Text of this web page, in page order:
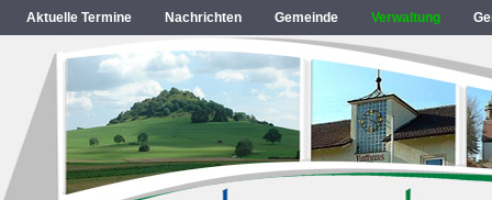
Aktuelle Termine Nachrichten Gemeinde Verwaltung